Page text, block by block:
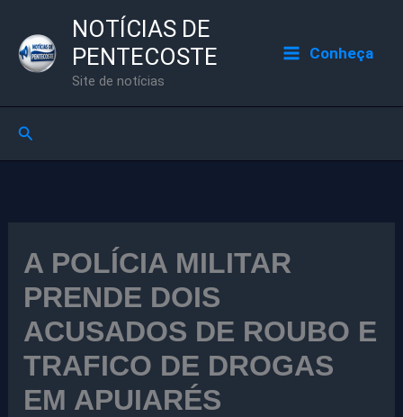
para
NOTÍCIAS DE
PENTECOSTE
Site de notícias
Conheça
Pesquisar
A POLÍCIA MILITAR
PRENDE DOIS
ACUSADOS DE ROUBO E
TRAFICO DE DROGAS
EM APUIARÉS